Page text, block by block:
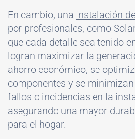
En cambio, una instalación
por profesionales, como
que cada detalle sea tenido
logran maximizar la
ahorro económico, se
componentes y se
fallos o incidencias en la
asegurando una mayor
para el hogar.